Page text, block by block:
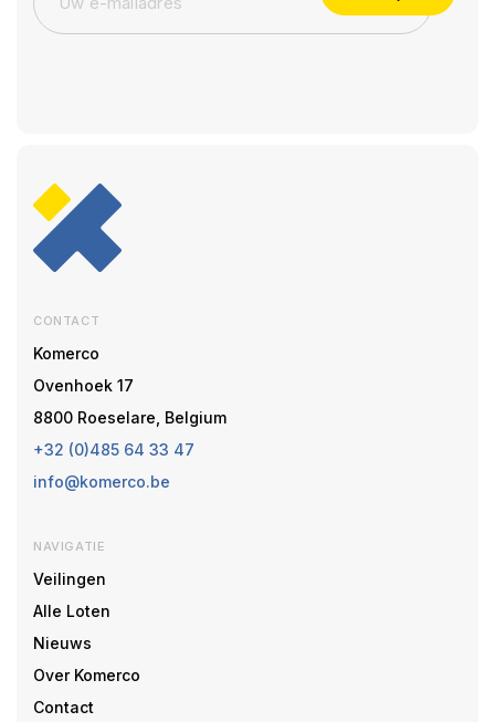
CONTACT
Komerco
Ovenhoek 17
8800 Roeselare, Belgium
+32 (0)485 64 33 47
info@komerco.be
NAVIGATIE
Veilingen
Alle Loten
Nieuws
Over Komerco
Contact